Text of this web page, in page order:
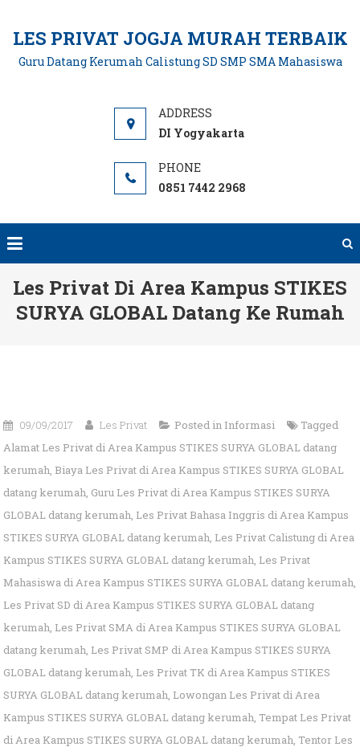
content
LES PRIVAT JOGJA MURAH TERBAIK
Guru Datang Kerumah Calistung SD SMP SMA Mahasiswa
DI Yogyakarta
0851 7442 2968
Les Privat Di Area Kampus STIKES
SURYA GLOBAL Datang Ke Rumah
09/09/2017 Les Privat Posted in Informasi
Tagged
Alamat Les Privat di Area Kampus STIKES SURYA GLOBAL datang
kerumah, Biaya Les Privat di Area Kampus STIKES SURYA GLOBAL
datang kerumah, Guru Les Privat di Area Kampus STIKES SURYA
GLOBAL datang kerumah, Les Privat Bahasa Inggris di Area Kampus
STIKES SURYA GLOBAL datang kerumah, Les Privat Calistung di Area
Kampus STIKES SURYA GLOBAL datang kerumah, Les Privat
Mahasiswa di Area Kampus STIKES SURYA GLOBAL datang kerumah,
Les Privat SD di Area Kampus STIKES SURYA GLOBAL datang
kerumah, Les Privat SMA di Area Kampus STIKES SURYA GLOBAL
datang kerumah, Les Privat SMP di Area Kampus STIKES SURYA
GLOBAL datang kerumah, Les Privat TK di Area Kampus STIKES
SURYA GLOBAL datang kerumah, Lowongan Les Privat di Area
Kampus STIKES SURYA GLOBAL datang kerumah, Tempat Les Privat
di Area Kampus STIKES SURYA GLOBAL datang kerumah, Tentor Les